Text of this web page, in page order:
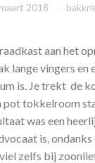
2018
aan het
lange vingers en
is. Je trekt de
pot tokkelroom
was een
is,
zelfs bij